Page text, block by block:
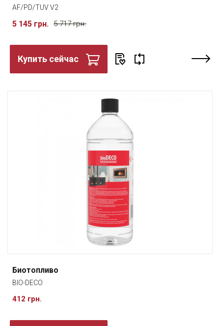
AF/PD/TUV V2
5 145 грн. 5 717 грн.
Купить сейчас
Биотопливо
BIO-DECO
412 грн.